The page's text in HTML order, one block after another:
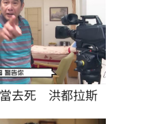
去死　洪都拉斯